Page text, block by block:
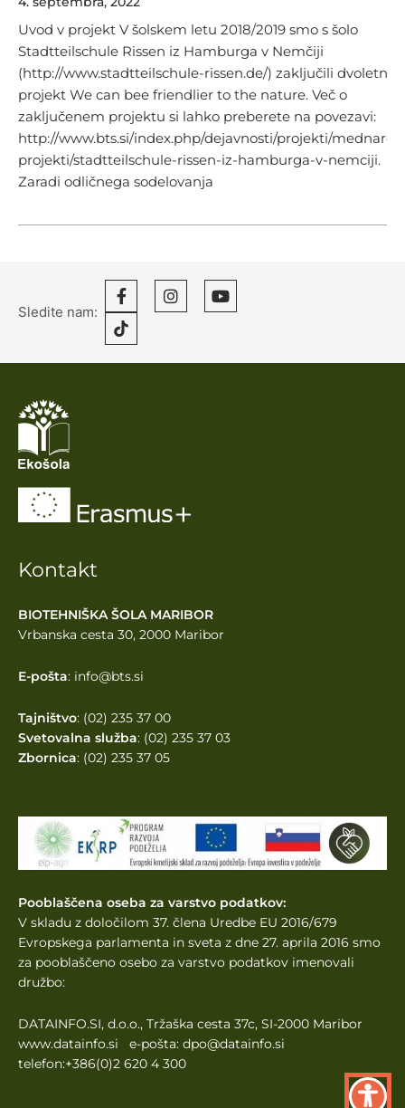
Uvod v projekt V šolskem letu 2018/2019 smo s šolo
Stadtteilschule Rissen iz Hamburga v Nemčiji
(http://www.stadtteilschule-rissen.de/) zaključili dvoletni
projekt We can bee friendlier to the nature. Več o
zaključenem projektu si lahko preberete na povezavi:
http://www.bts.si/index.php/dejavnosti/projekti/
projekti/stadtteilschule-rissen-iz-hamburga-v-nemciji.
Zaradi odličnega sodelovanja
Sledite nam:
Kontakt
BIOTEHNIŠKA ŠOLA MARIBOR
Vrbanska cesta 30, 2000 Maribor
E-pošta: info@bts.si
Tajništvo: (02) 235 37 00
Svetovalna služba: (02) 235 37 03
Zbornica: (02) 235 37 05
Pooblaščena oseba za varstvo podatkov:
V skladu z določilom 37. člena Uredbe EU 2016/679
Evropskega parlamenta in sveta z dne 27. aprila 2016 smo
za pooblaščeno osebo za varstvo podatkov imenovali
družbo:
DATAINFO.SI, d.o.o., Tržaška cesta 37c, SI-2000 Maribor
www.datainfo.si e-pošta: dpo@datainfo.si
telefon:+386(0)2 620 4 300